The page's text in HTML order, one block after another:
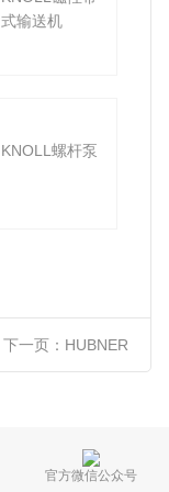
式输送机
KNOLL螺杆泵
下一页： HUBNER
官方微信公众号